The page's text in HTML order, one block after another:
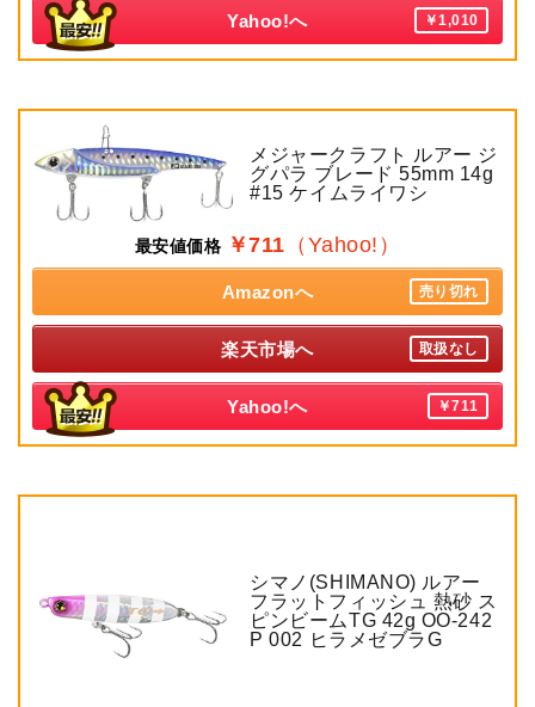
Yahoo!へ ￥1,010
メジャークラフト ルアー ジ
グパラ ブレード 55mm 14g
#15 ケイムライワシ
最安値価格 ￥711 （Yahoo!）
Amazonへ 売り切れ
楽天市場へ 取扱なし
Yahoo!へ ￥711
シマノ(SHIMANO) ルアー
フラットフィッシュ 熱砂 ス
ピンビームTG 42g OO-242
P 002 ヒラメゼブラG